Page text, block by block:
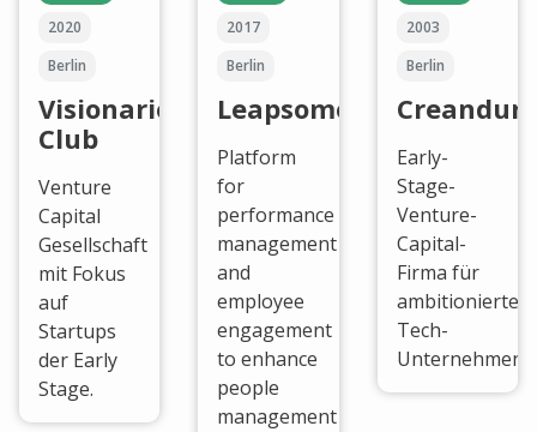
2020
Berlin
Visionaries
Club
Venture
Capital
Gesellschaft
mit Fokus
auf
Startups
der Early
Stage.
2017
Berlin
Leapsome
Platform
for
performance
management
and
employee
engagement
to enhance
people
management
2003
Berlin
Creandum
Early-
Stage-
Venture-
Capital-
Firma für
ambitionierte
Tech-
Unternehmen.